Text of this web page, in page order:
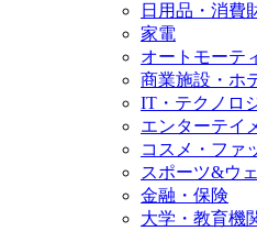
日用品・消費
家電
オートモーテ
商業施設・ホ
IT・テクノロ
エンターテイ
コスメ・ファ
スポーツ&ウ
金融・保険
大学・教育機